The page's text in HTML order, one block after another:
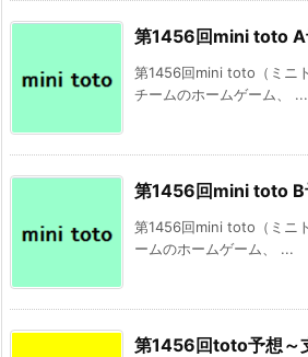
第1456回mini toto A
第1456回mini toto（ミニ
チームのホームゲーム、 ...
第1456回mini toto B
第1456回mini toto（ミニ
ームのホームゲーム、 ...
第1456回toto予想～